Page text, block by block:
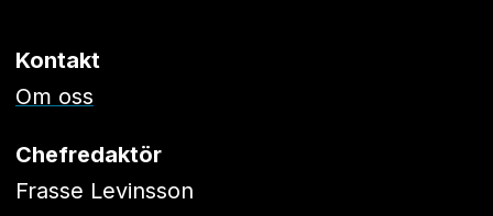
Kontakt
Om oss
Chefredaktör
Frasse Levinsson